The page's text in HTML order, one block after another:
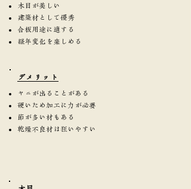
木目が美しい
建築材として優秀
合板用途に適する
経年変化を楽しめる
​デメリット
ヤニが出ることがある
硬いため加工に力が必要
節が多い材もある
乾燥不良材は狂いやすい